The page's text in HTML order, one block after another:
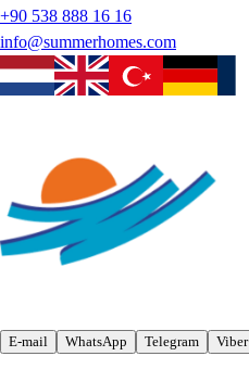
+90 538 888 16 16
info@summerhomes.com
E-mail WhatsApp Telegram Viber